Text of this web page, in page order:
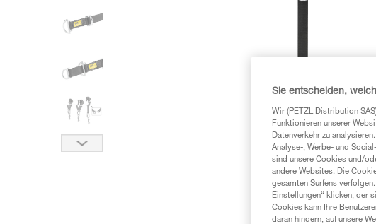
Sie entscheiden,
Wir (PETZL Distribution
Funktionieren unserer
Datenverkehr zu
Analyse-, Werbe- und
sind unsere Cookies und/
andere Websites. Die
gesamten Surfens
Einstellungen“ klicken, der
Cookies kann Ihre
daran hindern, auf unsere